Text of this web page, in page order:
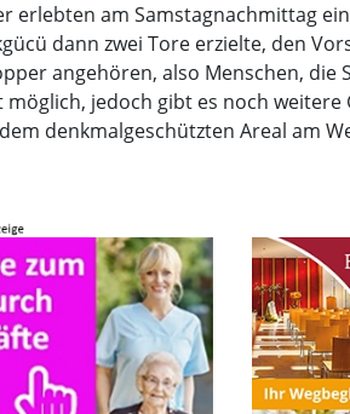
erlebten am Samstagnachmittag
dann zwei Tore erzielte, den
angehören, also Menschen, die
möglich, jedoch gibt es noch
denkmalgeschützten Areal am